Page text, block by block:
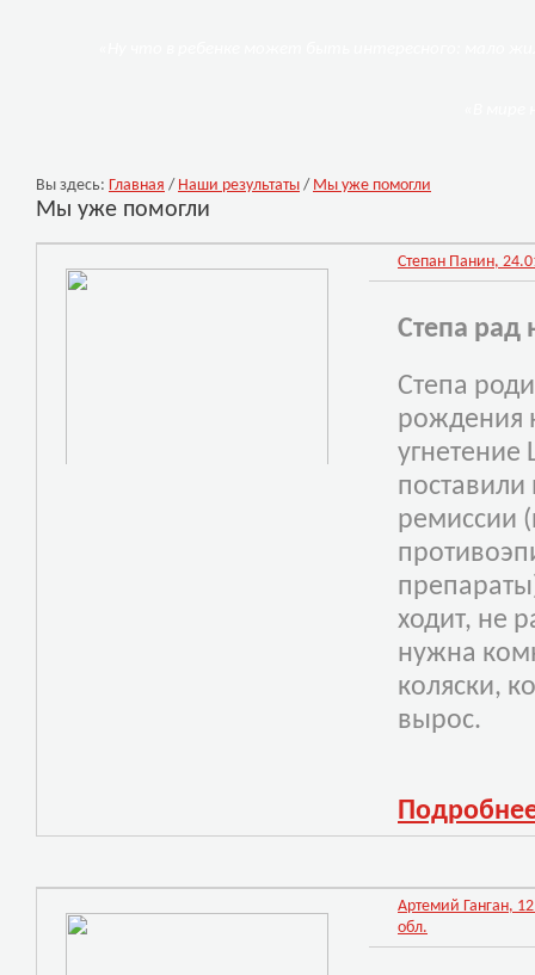
Вы здесь: Главная / Наши результаты / Мы уже помогли
Мы уже помогли
Степан Панин,
Степа рад
Степа
рождения
поставили
ремиссии
ходит, не
нужна
коляски,
вырос.
Артемий Ганган,
обл.